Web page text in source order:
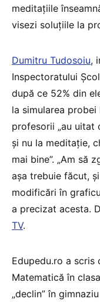
meditațiile
visezi soluțiile la
Dumitru Tudosoiu,
Inspectoratului
după ce 52% din
la simularea
profesorii „au uitat
și nu la meditație,
mai bine”. „Am să
așa trebuie făcut,
modificări în
a precizat acesta.
TV.
Edupedu.ro a scris
Matematică în
„declin” în